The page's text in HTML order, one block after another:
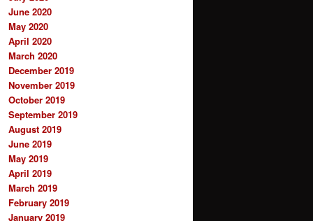
June 2020
May 2020
April 2020
March 2020
December 2019
November 2019
October 2019
September 2019
August 2019
June 2019
May 2019
April 2019
March 2019
February 2019
January 2019